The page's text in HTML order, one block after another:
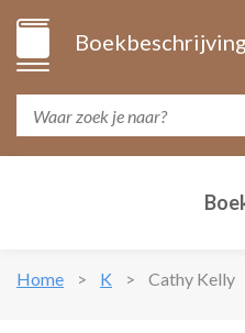
Home K Cathy Kelly